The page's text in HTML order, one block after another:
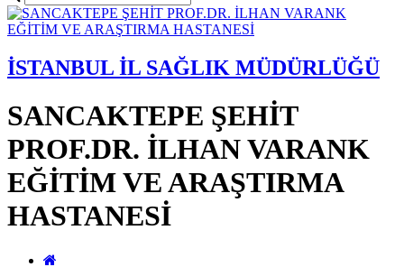
İSTANBUL İL SAĞLIK MÜDÜRLÜĞÜ
SANCAKTEPE ŞEHİT
PROF.DR. İLHAN VARANK
EĞİTİM VE ARAŞTIRMA
HASTANESİ